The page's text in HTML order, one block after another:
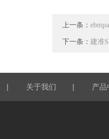
上一条：
下一条： 建准
| 关于我们 | 产品